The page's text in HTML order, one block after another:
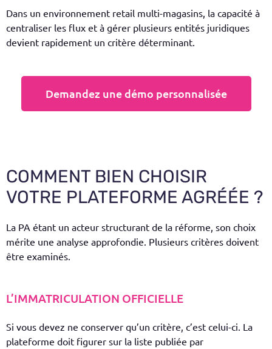
Dans un environnement retail multi-magasins, la capacité à
centraliser les flux et à gérer plusieurs entités juridiques
devient rapidement un critère déterminant.
Demandez une démo personnalisée
COMMENT BIEN CHOISIR
VOTRE PLATEFORME AGRÉÉE ?
La PA étant un acteur structurant de la réforme, son choix
mérite une analyse approfondie. Plusieurs critères doivent
être examinés.
L’IMMATRICULATION OFFICIELLE
Si vous devez ne conserver qu’un critère, c’est celui-ci. La
plateforme doit figurer sur la liste publiée par